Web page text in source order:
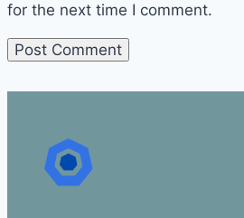
for the next time I comment.